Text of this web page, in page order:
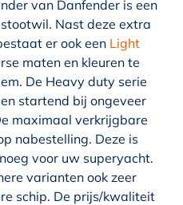
van Danfender is een
Nast deze extra
er ook een Light
maten en kleuren te
De Heavy duty serie
startend bij ongeveer
maximaal verkrijgbare
nabestelling. Deze is
voor uw superyacht.
varianten ook zeer
schip. De prijs/kwaliteit